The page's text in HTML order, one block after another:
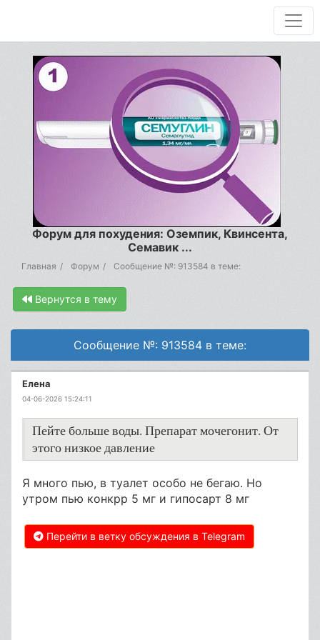
Форум для похудения: Оземпик, Квинсента,
Семавик ...
Главная Форум Сообщение №: 913584 в теме:
Вернутся в тему
Сообщение №: 913584 в теме:
Елена
04-06-2026 15:24:11
Пейте больше воды. Препарат мочегонит. От
этого низкое давление
Я много пью, в туалет особо не бегаю. Но
утром пью конкрр 5 мг и гипосарт 8 мг
Перейти в ветку обсуждения в Telegram